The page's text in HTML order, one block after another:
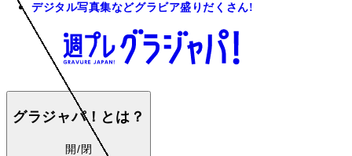
デジタル写真集などグラビア盛りだくさん!
グラジャパ！とは？
開/閉